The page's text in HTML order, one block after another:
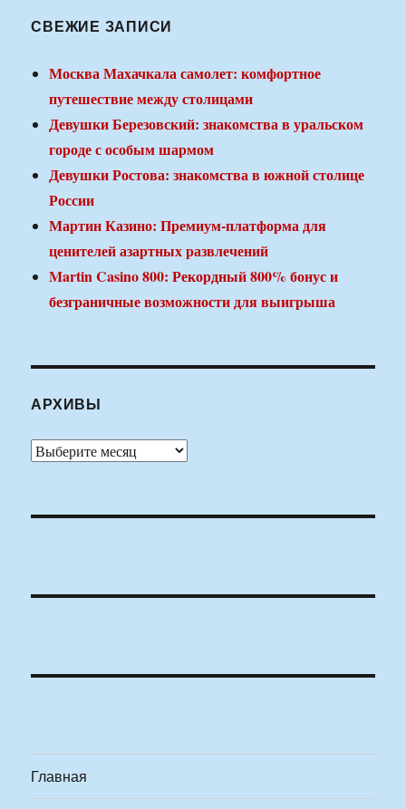
СВЕЖИЕ ЗАПИСИ
Москва Махачкала самолет: комфортное
путешествие между столицами
Девушки Березовский: знакомства в уральском
городе с особым шармом
Девушки Ростова: знакомства в южной столице
России
Мартин Казино: Премиум-платформа для
ценителей азартных развлечений
Martin Casino 800: Рекордный 800% бонус и
безграничные возможности для выигрыша
АРХИВЫ
Архивы
Главная